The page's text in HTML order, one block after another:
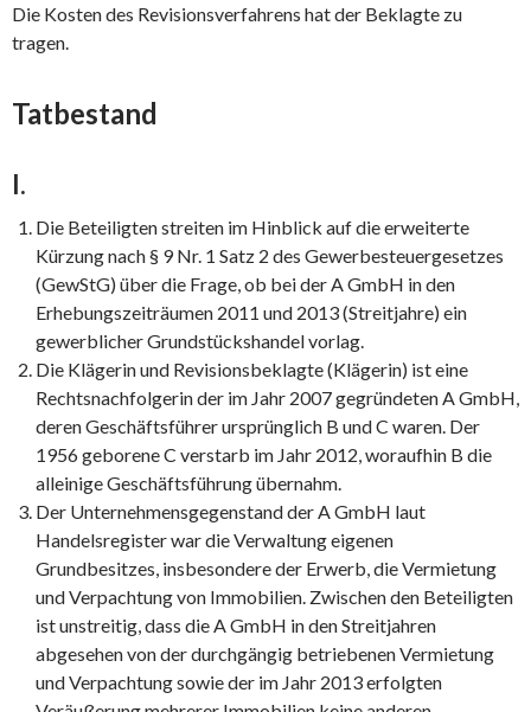
Die Kosten des Revisionsverfahrens hat der Beklagte zu
tragen.
Tatbestand
I.
Die Beteiligten streiten im Hinblick auf die erweiterte
Kürzung nach § 9 Nr. 1 Satz 2 des Gewerbesteuergesetzes
(GewStG) über die Frage, ob bei der A GmbH in den
Erhebungszeiträumen 2011 und 2013 (Streitjahre) ein
gewerblicher Grundstückshandel vorlag.
Die Klägerin und Revisionsbeklagte (Klägerin) ist eine
Rechtsnachfolgerin der im Jahr 2007 gegründeten A GmbH,
deren Geschäftsführer ursprünglich B und C waren. Der
1956 geborene C verstarb im Jahr 2012, woraufhin B die
alleinige Geschäftsführung übernahm.
Der Unternehmensgegenstand der A GmbH laut
Handelsregister war die Verwaltung eigenen
Grundbesitzes, insbesondere der Erwerb, die Vermietung
und Verpachtung von Immobilien. Zwischen den Beteiligten
ist unstreitig, dass die A GmbH in den Streitjahren
abgesehen von der durchgängig betriebenen Vermietung
und Verpachtung sowie der im Jahr 2013 erfolgten